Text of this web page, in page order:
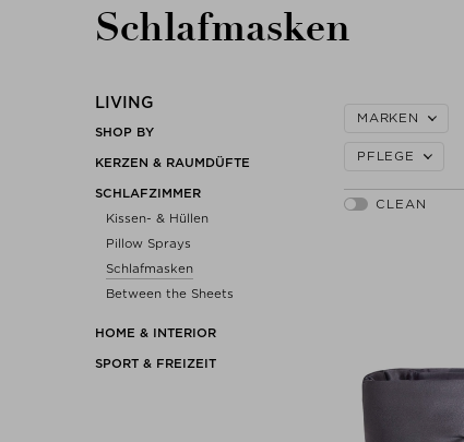
Schlafmasken
LIVING
SHOP BY
KERZEN & RAUMDÜFTE
SCHLAFZIMMER
Kissen- & Hüllen
Pillow Sprays
Schlafmasken
Between the Sheets
HOME & INTERIOR
SPORT & FREIZEIT
MARKEN
PFLEGE